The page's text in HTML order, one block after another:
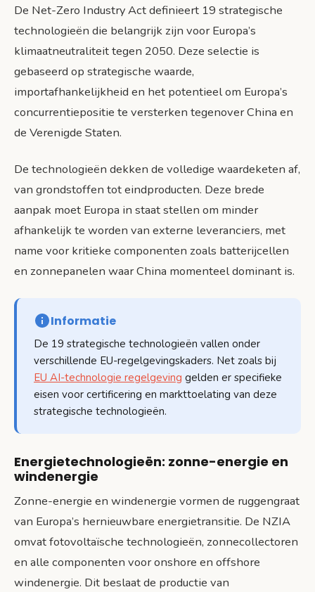
De Net-Zero Industry Act definieert 19 strategische
technologieën die belangrijk zijn voor Europa’s
klimaatneutraliteit tegen 2050. Deze selectie is
gebaseerd op strategische waarde,
importafhankelijkheid en het potentieel om Europa’s
concurrentiepositie te versterken tegenover China en
de Verenigde Staten.
De technologieën dekken de volledige waardeketen af,
van grondstoffen tot eindproducten. Deze brede
aanpak moet Europa in staat stellen om minder
afhankelijk te worden van externe leveranciers, met
name voor kritieke componenten zoals batterijcellen
en zonnepanelen waar China momenteel dominant is.
Informatie
De 19 strategische technologieën vallen onder
verschillende EU-regelgevingskaders. Net zoals bij
EU AI-technologie regelgeving gelden er specifieke
eisen voor certificering en markttoelating van deze
strategische technologieën.
Energietechnologieën: zonne-energie en
windenergie
Zonne-energie en windenergie vormen de ruggengraat
van Europa’s hernieuwbare energietransitie. De NZIA
omvat fotovoltaïsche technologieën, zonnecollectoren
en alle componenten voor onshore en offshore
windenergie. Dit beslaat de productie van